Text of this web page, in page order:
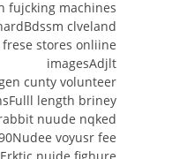
fujcking machines
clveland
stores onliine
imagesAdjlt
cunty volunteer
length briney
nuude nqked
voyusr fee